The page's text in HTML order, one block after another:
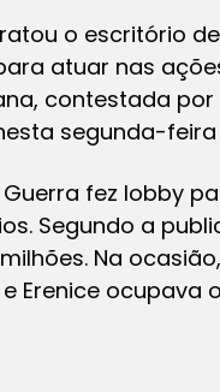
o escritório
atuar nas
contestada por
segunda-feira
fez lobby
Segundo a
Na
Erenice